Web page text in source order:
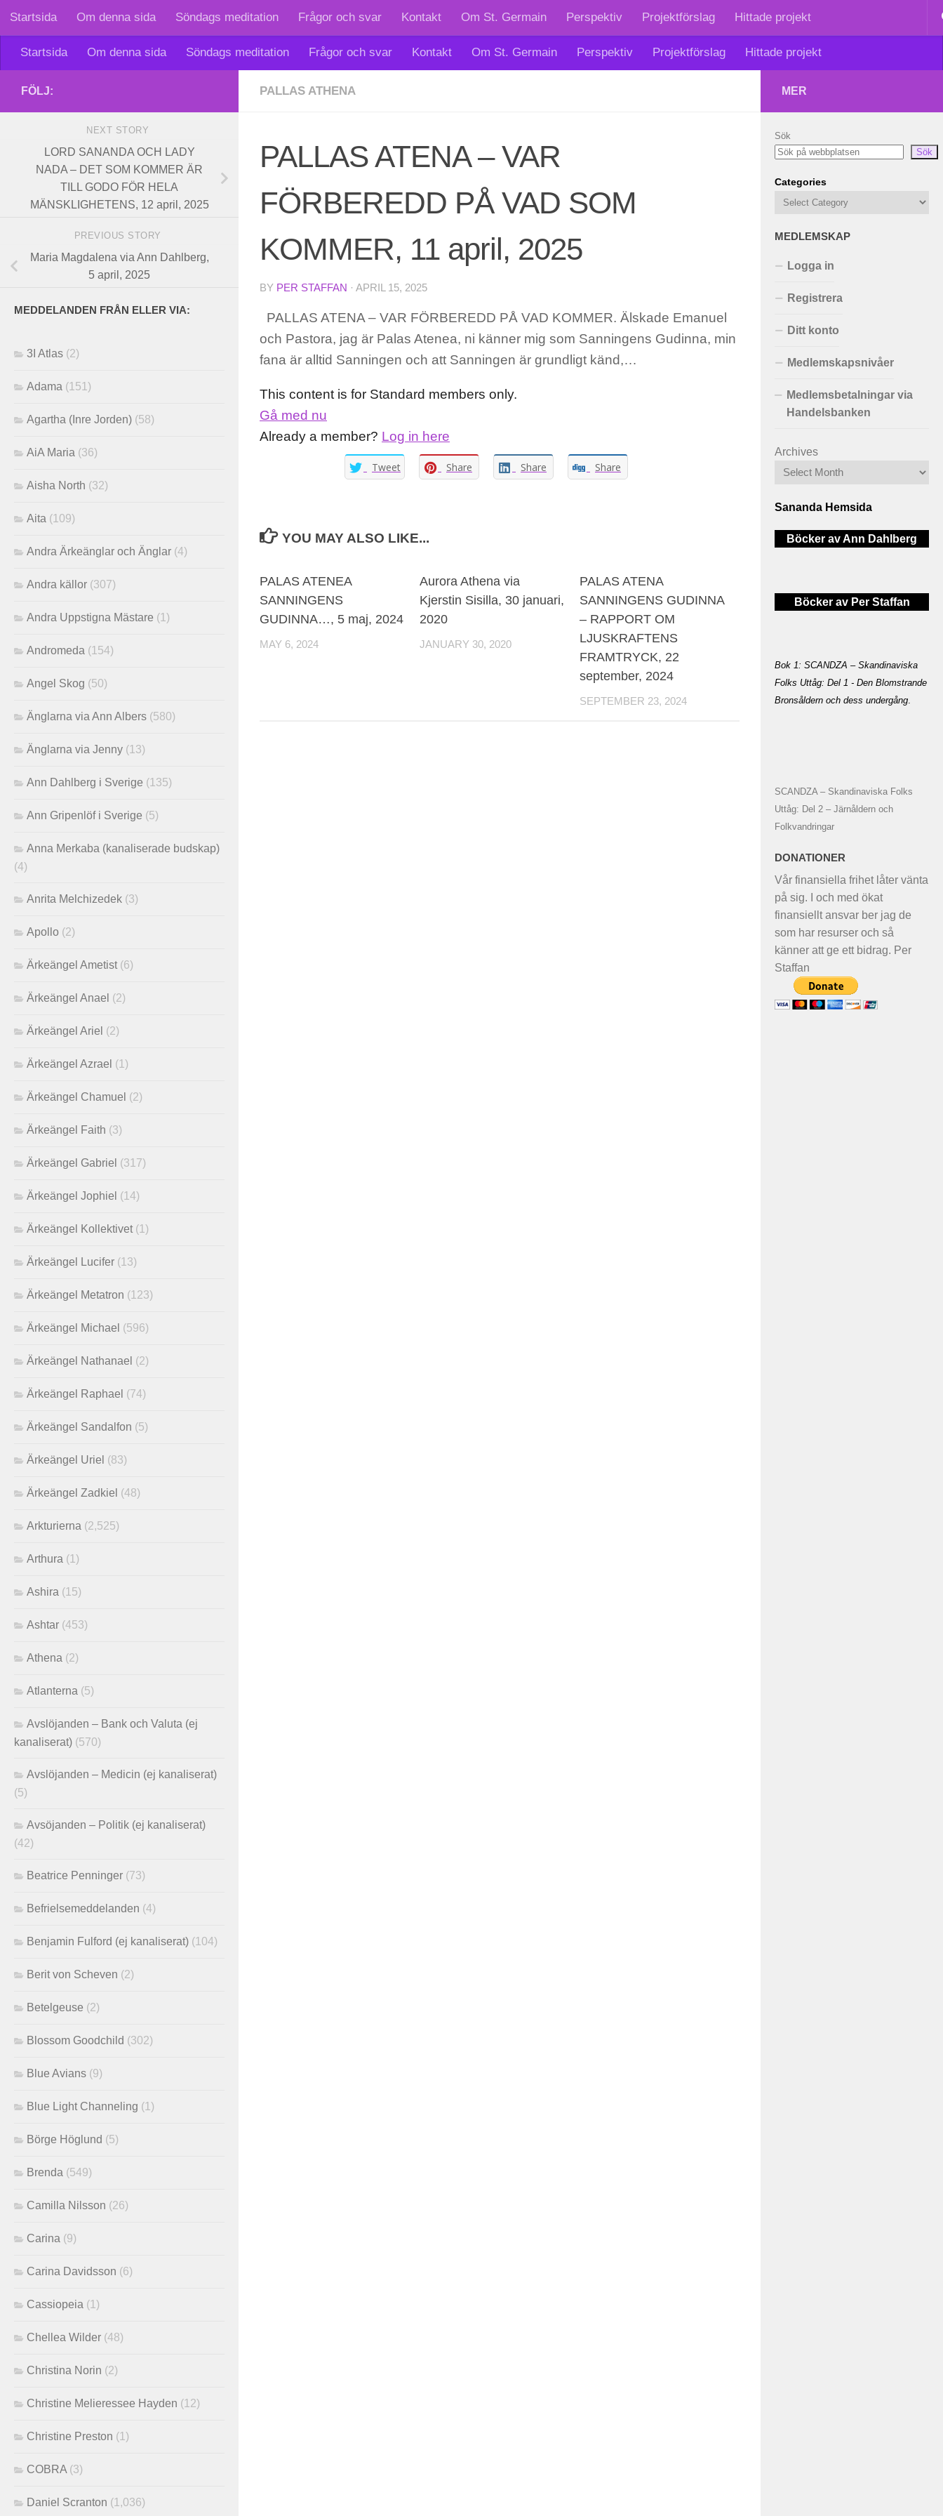
Skip to content
Startsida Om denna sida Söndags meditation Frågor och svar Kontakt Om St. Germain Perspektiv Projektförslag Hittade projekt
Startsida Om denna sida Söndags meditation Frågor och svar Kontakt Om St. Germain Perspektiv Projektförslag Hittade projekt
PALLAS ATHENA
PALLAS ATENA – VAR
FÖRBEREDD PÅ VAD SOM
KOMMER, 11 april, 2025
BY PER STAFFAN · APRIL 15, 2025
PALLAS ATENA – VAR FÖRBEREDD PÅ VAD KOMMER. Älskade Emanuel
och Pastora, jag är Palas Atenea, ni känner mig som Sanningens Gudinna, min
fana är alltid Sanningen och att Sanningen är grundligt känd,…
This content is for Standard members only.
Gå med nu
Already a member? Log in here
Tweet Share Share Share
YOU MAY ALSO LIKE...
PALAS ATENEA
SANNINGENS
GUDINNA…, 5 maj, 2024
MAY 6, 2024
Aurora Athena via
Kjerstin Sisilla, 30 januari,
2020
JANUARY 30, 2020
PALAS ATENA
SANNINGENS GUDINNA
– RAPPORT OM
LJUSKRAFTENS
FRAMTRYCK, 22
september, 2024
SEPTEMBER 23, 2024
FÖLJ:
NEXT STORY
LORD SANANDA OCH LADY
NADA – DET SOM KOMMER ÄR
TILL GODO FÖR HELA
MÄNSKLIGHETENS, 12 april, 2025
PREVIOUS STORY
Maria Magdalena via Ann Dahlberg,
5 april, 2025
MEDDELANDEN FRÅN ELLER VIA:
3I Atlas (2)
Adama (151)
Agartha (Inre Jorden) (58)
AiA Maria (36)
Aisha North (32)
Aita (109)
Andra Ärkeänglar och Änglar (4)
Andra källor (307)
Andra Uppstigna Mästare (1)
Andromeda (154)
Angel Skog (50)
Änglarna via Ann Albers (580)
Änglarna via Jenny (13)
Ann Dahlberg i Sverige (135)
Ann Gripenlöf i Sverige (5)
Anna Merkaba (kanaliserade budskap)
(4)
Anrita Melchizedek (3)
Apollo (2)
Ärkeängel Ametist (6)
Ärkeängel Anael (2)
Ärkeängel Ariel (2)
Ärkeängel Azrael (1)
Ärkeängel Chamuel (2)
Ärkeängel Faith (3)
Ärkeängel Gabriel (317)
Ärkeängel Jophiel (14)
Ärkeängel Kollektivet (1)
Ärkeängel Lucifer (13)
Ärkeängel Metatron (123)
Ärkeängel Michael (596)
Ärkeängel Nathanael (2)
Ärkeängel Raphael (74)
Ärkeängel Sandalfon (5)
Ärkeängel Uriel (83)
Ärkeängel Zadkiel (48)
Arkturierna (2,525)
Arthura (1)
Ashira (15)
Ashtar (453)
Athena (2)
Atlanterna (5)
Avslöjanden – Bank och Valuta (ej
kanaliserat) (570)
Avslöjanden – Medicin (ej kanaliserat)
(5)
Avsöjanden – Politik (ej kanaliserat)
(42)
Beatrice Penninger (73)
Befrielsemeddelanden (4)
Benjamin Fulford (ej kanaliserat) (104)
Berit von Scheven (2)
Betelgeuse (2)
Blossom Goodchild (302)
Blue Avians (9)
Blue Light Channeling (1)
Börge Höglund (5)
Brenda (549)
Camilla Nilsson (26)
Carina (9)
Carina Davidsson (6)
Cassiopeia (1)
Chellea Wilder (48)
Christina Norin (2)
Christine Melieressee Hayden (12)
Christine Preston (1)
COBRA (3)
Daniel Scranton (1,036)
MER
Sök
Sök
Categories
MEDLEMSKAP
Logga in
Registrera
Ditt konto
Medlemskapsnivåer
Medlemsbetalningar via
Handelsbanken
Archives
Sananda Hemsida
Böcker av Ann Dahlberg
Böcker av Per Staffan
Bok 1: SCANDZA – Skandinaviska
Folks Uttåg: Del 1 - Den Blomstrande
Bronsåldern och dess undergång.
SCANDZA – Skandinaviska Folks
Uttåg: Del 2 – Järnåldern och
Folkvandringar
DONATIONER
Vår finansiella frihet låter vänta
på sig. I och med ökat
finansiellt ansvar ber jag de
som har resurser och så
känner att ge ett bidrag. Per
Staffan